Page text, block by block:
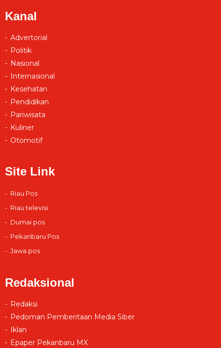
Kanal
Advertorial
Politik
Nasional
Internasional
Kesehatan
Pendidikan
Pariwisata
Kuliner
Otomotif
Site Link
Riau Pos
Riau televisi
Dumai pos
Pekanbaru Pos
Jawa pos
Redaksional
Redaksi
Pedoman Pemberitaan Media Siber
Iklan
Epaper Pekanbaru MX